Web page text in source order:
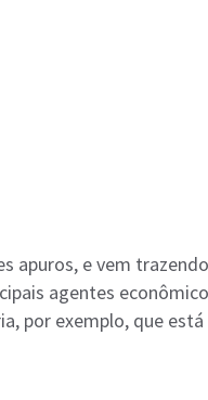
apuros, e vem
agentes
por exemplo, que